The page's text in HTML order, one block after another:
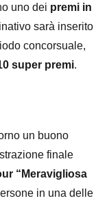
uno dei premi in
sarà inserito
concorsuale,
super premi.
un buono
finale
“Meravigliosa
in una delle